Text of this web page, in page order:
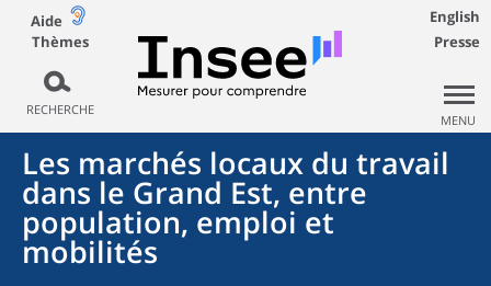
Aide
Thèmes
RECHERCHE
English
Presse
MENU
Les marchés locaux du travail
dans le Grand Est, entre
population, emploi et
mobilités